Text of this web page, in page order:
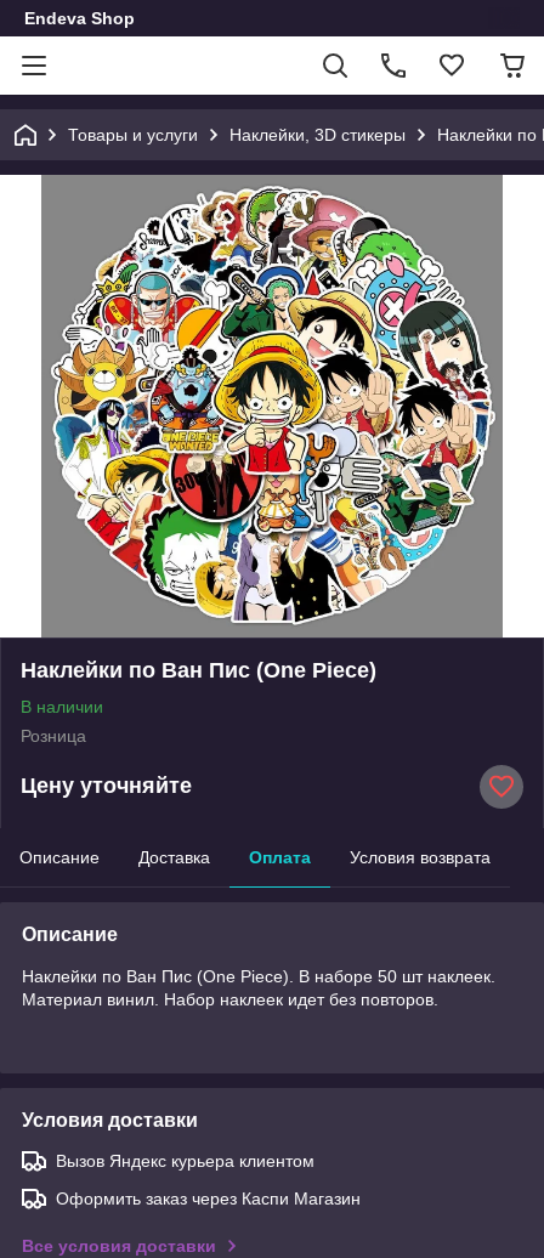
Endeva Shop
Товары и услуги Наклейки, 3D стикеры Наклейки
Наклейки по Ван Пис (One Piece)
В наличии
Розница
Цену уточняйте
Описание Доставка Оплата Условия возврата
Описание
Наклейки по Ван Пис (One Piece). В наборе 50 шт наклеек.
Материал винил. Набор наклеек идет без повторов.
Условия доставки
Вызов Яндекс курьера клиентом
Оформить заказ через Каспи Магазин
Все условия доставки